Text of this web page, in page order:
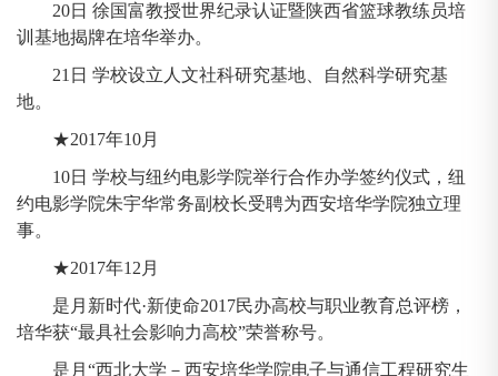
20日 徐国富教授世界纪录认证暨陕西省篮球教练员培
训基地揭牌在培华举办。
21日 学校设立人文社科研究基地、自然科学研究基
地。
★2017年10月
10日 学校与纽约电影学院举行合作办学签约仪式，纽
约电影学院朱宇华常务副校长受聘为西安培华学院独立理
事。
★2017年12月
是月新时代·新使命2017民办高校与职业教育总评榜，
培华获“最具社会影响力高校”荣誉称号。
是月“西北大学－西安培华学院电子与通信工程研究生